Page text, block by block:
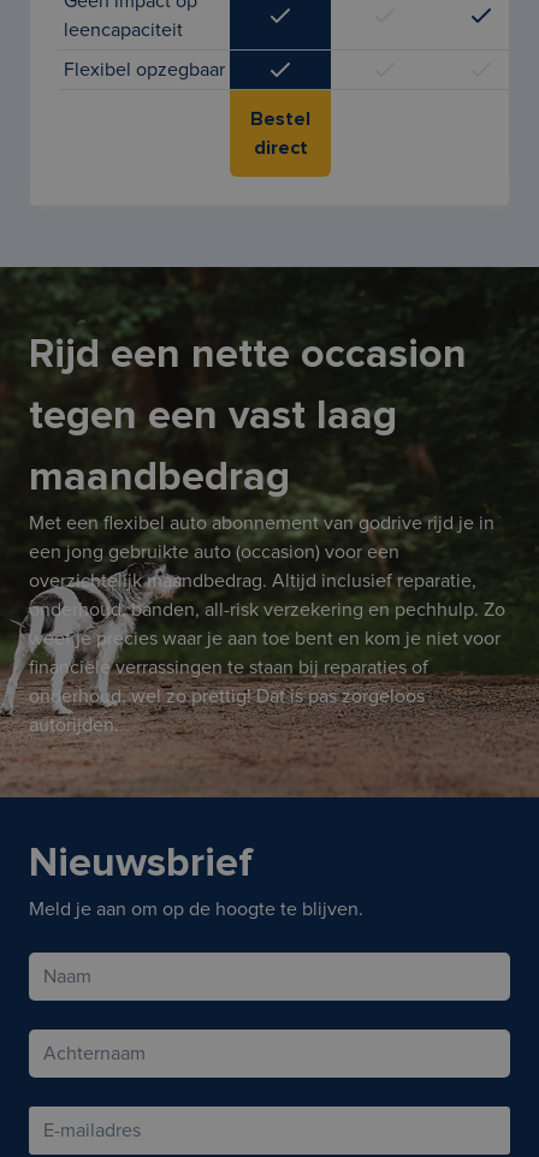
leencapaciteit
Flexibel opzegbaar
Bestel
direct
Rijd een nette occasion
tegen een vast laag
maandbedrag
Met een flexibel auto abonnement van godrive rijd je in
een jong gebruikte auto (occasion) voor een
overzichtelijk maandbedrag. Altijd inclusief reparatie,
onderhoud, banden, all-risk verzekering en pechhulp. Zo
weet je precies waar je aan toe bent en kom je niet voor
financiële verrassingen te staan bij reparaties of
onderhoud, wel zo prettig! Dat is pas zorgeloos
autorijden.
Nieuwsbrief
Meld je aan om op de hoogte te blijven.